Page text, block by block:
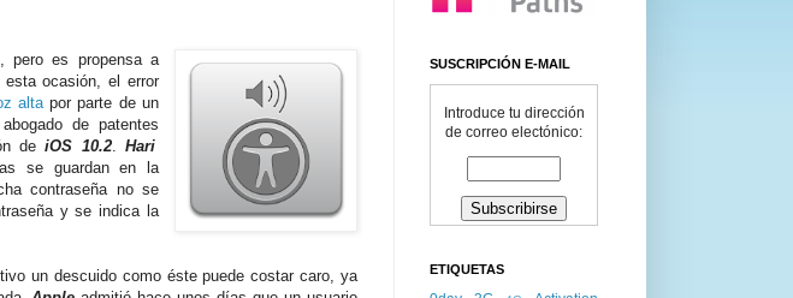
pero es propensa a
ocasión, el error
altapor parte de un
de patentes
deiOS 10.2. Hari
se guardan en la
contraseña no se
y se indica la
un descuido como éste puede costar caro, ya
SUSCRIPCIÓN E-MAIL
Introduce tu dirección
de correo electónico:
ETIQUETAS